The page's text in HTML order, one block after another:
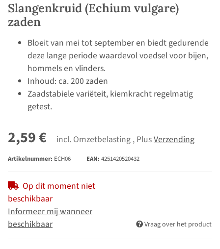
Slangenkruid (Echium vulgare)
zaden
Bloeit van mei tot september en biedt gedurende
deze lange periode waardevol voedsel voor bijen,
hommels en vlinders.
Inhoud: ca. 200 zaden
Zaadstabiele variëteit, kiemkracht regelmatig
getest.
2,59 € incl. Omzetbelasting , PlusVerzending
Artikelnummer: ECH06 EAN: 4251420520432
Op dit moment niet
beschikbaar
Informeer mij wanneer
beschikbaar
Vraag over het product